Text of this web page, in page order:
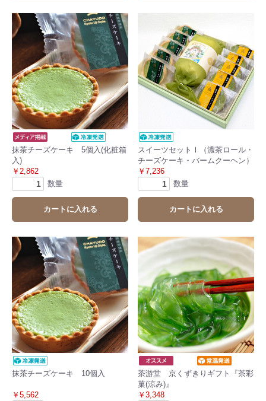
抹茶チーズケーキ 5個入(化粧箱
入)
￥2,862
数量
カートに入れる
スイーツセットⅠ（濃茶ロール・
チーズケーキ・バームクーヘン）
￥7,236
数量
カートに入れる
抹茶チーズケーキ 10個入
￥5,562
茶游堂 京くずきりギフト『茶彩
菓(涼み)』
￥3,348